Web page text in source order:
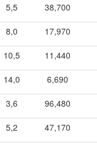
5,5 38,700
8,0 17,970
10,5 11,440
14,0 6,690
3,6 96,480
5,2 47,170